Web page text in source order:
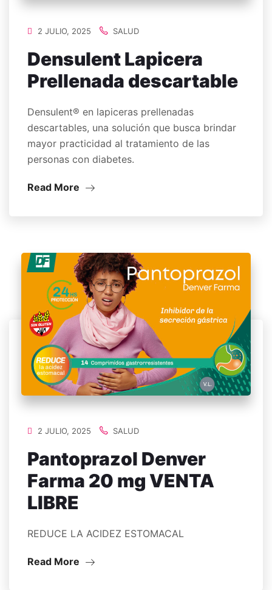
2 JULIO, 2025 SALUD
Densulent Lapicera
Prellenada descartable
Densulent® en lapiceras prellenadas
descartables, una solución que busca brindar
mayor practicidad al tratamiento de las
personas con diabetes.
Read More
2 JULIO, 2025 SALUD
Pantoprazol Denver
Farma 20 mg VENTA
LIBRE
REDUCE LA ACIDEZ ESTOMACAL
Read More